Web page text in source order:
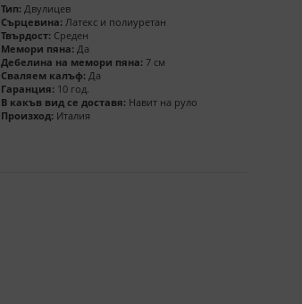
Тип: Двулицев
Сърцевина: Латекс и полиуретан
Твърдост: Среден
Мемори пяна: Да
Дебелина на мемори пяна: 7 см
Сваляем калъф: Да
Гаранция: 10 год.
В какъв вид се доставя: Навит на руло
Произход: Италия